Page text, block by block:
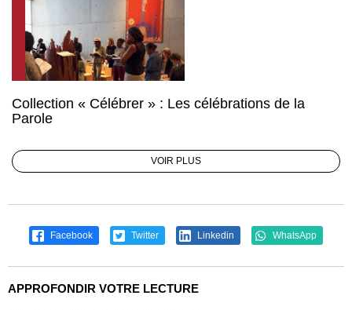
Collection « Célébrer » : Les célébrations de la
Parole
VOIR PLUS
Facebook Twitter Linkedin WhatsApp
APPROFONDIR VOTRE LECTURE